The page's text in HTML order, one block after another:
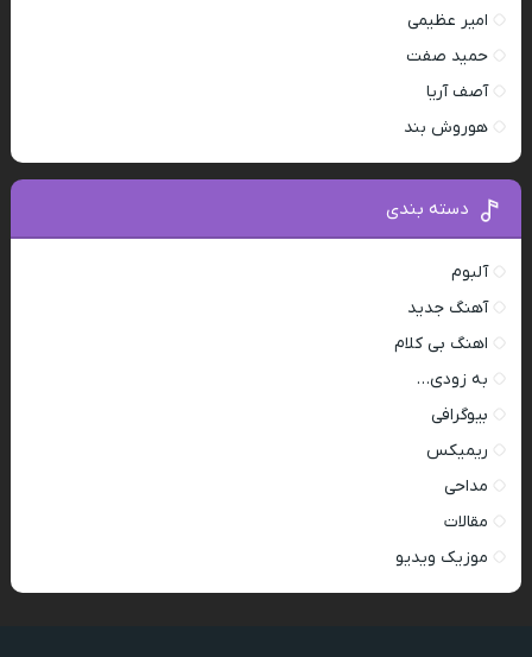
امیر عظیمی
حمید صفت
آصف آریا
هوروش بند
دسته بندی
آلبوم
آهنگ جدید
اهنگ بی کلام
به زودی…
بیوگرافی
ریمیکس
مداحی
مقالات
موزیک ویدیو